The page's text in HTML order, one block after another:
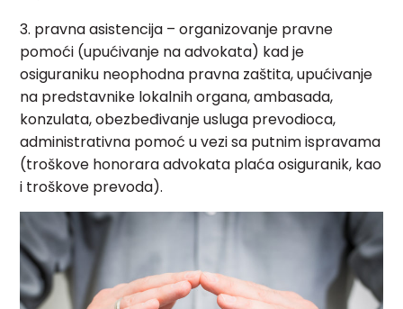
3. pravna asistencija – organizovanje pravne
pomoći (upućivanje na advokata) kad je
osiguraniku neophodna pravna zaštita, upućivanje
na predstavnike lokalnih organa, ambasada,
konzulata, obezbeđivanje usluga prevodioca,
administrativna pomoć u vezi sa putnim ispravama
(troškove honorara advokata plaća osiguranik, kao
i troškove prevoda).